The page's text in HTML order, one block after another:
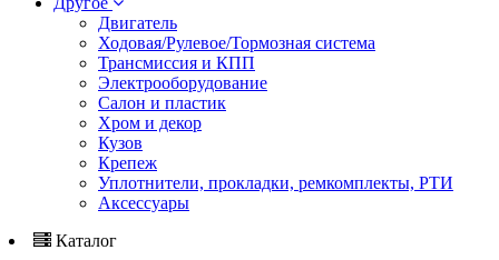
Двигатель
Ходовая/Рулевое/Тормозная система
Трансмиссия и КПП
Электрооборудование
Салон и пластик
Хром и декор
Кузов
Крепеж
Уплотнители, прокладки, ремкомплекты, РТИ
Аксессуары
Каталог